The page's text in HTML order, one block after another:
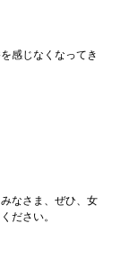
感じなくなってき
なさま、ぜひ、女
ださい。